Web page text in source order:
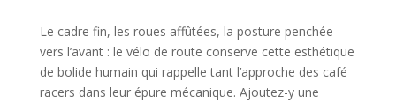
Le cadre fin, les roues affûtées, la posture penchée
vers l’avant : le vélo de route conserve cette esthétique
de bolide humain qui rappelle tant l’approche des café
racers dans leur épure mécanique. Ajoutez-y une